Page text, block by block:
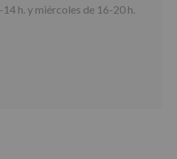
h. y miércoles de 16-20 h.